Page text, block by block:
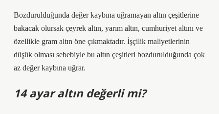
Bozdurulduğunda değer kaybına uğramayan altın çeşitlerine
bakacak olursak çeyrek altın, yarım altın, cumhuriyet altını ve
özellikle gram altın öne çıkmaktadır. İşçilik maliyetlerinin
düşük olması sebebiyle bu altın çeşitleri bozdurulduğunda çok
az değer kaybına uğrar.
14 ayar altın değerli mi?